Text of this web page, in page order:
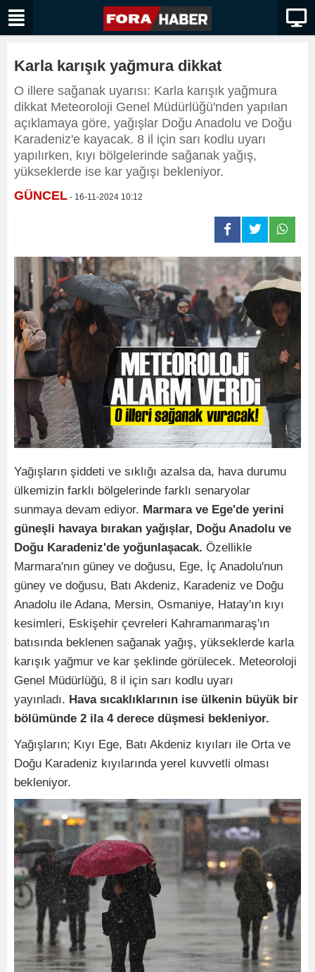
Karla karışık yağmura dikkat
O illere sağanak uyarısı: Karla karışık yağmura
dikkat Meteoroloji Genel Müdürlüğü'nden yapılan
açıklamaya göre, yağışlar Doğu Anadolu ve Doğu
Karadeniz'e kayacak. 8 il için sarı kodlu uyarı
yapılırken, kıyı bölgelerinde sağanak yağış,
yükseklerde ise kar yağışı bekleniyor.
GÜNCEL - 16-11-2024 10:12
Yağışların şiddeti ve sıklığı azalsa da, hava durumu
ülkemizin farklı bölgelerinde farklı senaryolar
sunmaya devam ediyor. Marmara ve Ege'de yerini
güneşli havaya bırakan yağışlar, Doğu Anadolu ve
Doğu Karadeniz'de yoğunlaşacak. Özellikle
Marmara'nın güney ve doğusu, Ege, İç Anadolu'nun
güney ve doğusu, Batı Akdeniz, Karadeniz ve Doğu
Anadolu ile Adana, Mersin, Osmaniye, Hatay'ın kıyı
kesimleri, Eskişehir çevreleri Kahramanmaraş'ın
batısında beklenen sağanak yağış, yükseklerde karla
karışık yağmur ve kar şeklinde görülecek. Meteoroloji
Genel Müdürlüğü, 8 il için sarı kodlu uyarı
yayınladı. Hava sıcaklıklarının ise ülkenin büyük bir
bölümünde 2 ila 4 derece düşmesi bekleniyor.
Yağışların; Kıyı Ege, Batı Akdeniz kıyıları ile Orta ve
Doğu Karadeniz kıyılarında yerel kuvvetli olması
bekleniyor.